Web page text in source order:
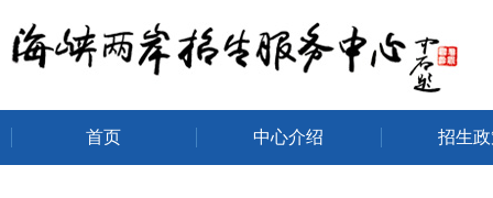
海峡两岸招生服务中心
首页 中心介绍 招生